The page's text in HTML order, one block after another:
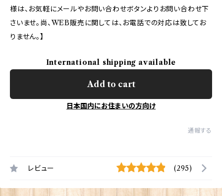
様は、お気軽にメールやお問い合わせボタンよりお問い合わせ下
さいませ。尚、WEB販売に関しては、お電話での対応は致してお
りません。】
International shipping available
Add to cart
日本国内にお住まいの方向け
通報する
レビュー (295)